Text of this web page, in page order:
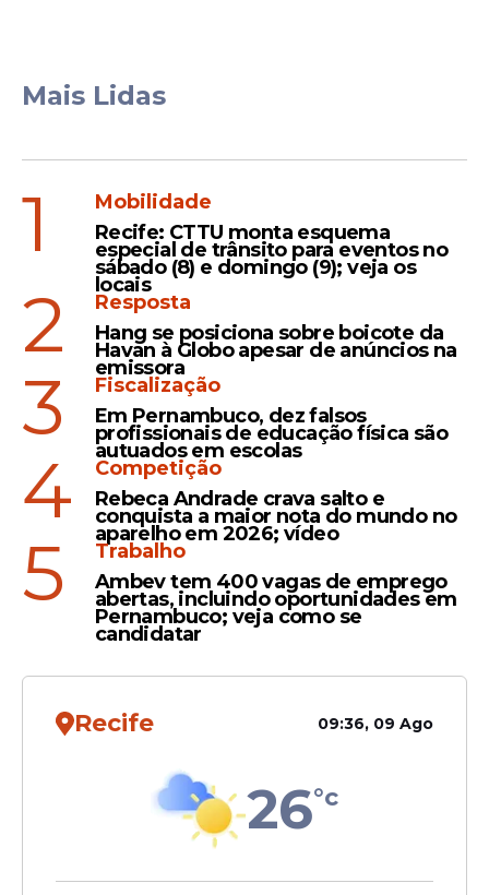
Mais Lidas
1
Mobilidade
Recife: CTTU monta esquema
especial de trânsito para eventos no
sábado (8) e domingo (9); veja os
locais
2
Resposta
Hang se posiciona sobre boicote da
Havan à Globo apesar de anúncios na
emissora
3
Fiscalização
Em Pernambuco, dez falsos
profissionais de educação física são
autuados em escolas
4
Competição
Rebeca Andrade crava salto e
conquista a maior nota do mundo no
aparelho em 2026; vídeo
5
Trabalho
Ambev tem 400 vagas de emprego
abertas, incluindo oportunidades em
Pernambuco; veja como se
candidatar
Recife 09:36, 09 Ago
26°c